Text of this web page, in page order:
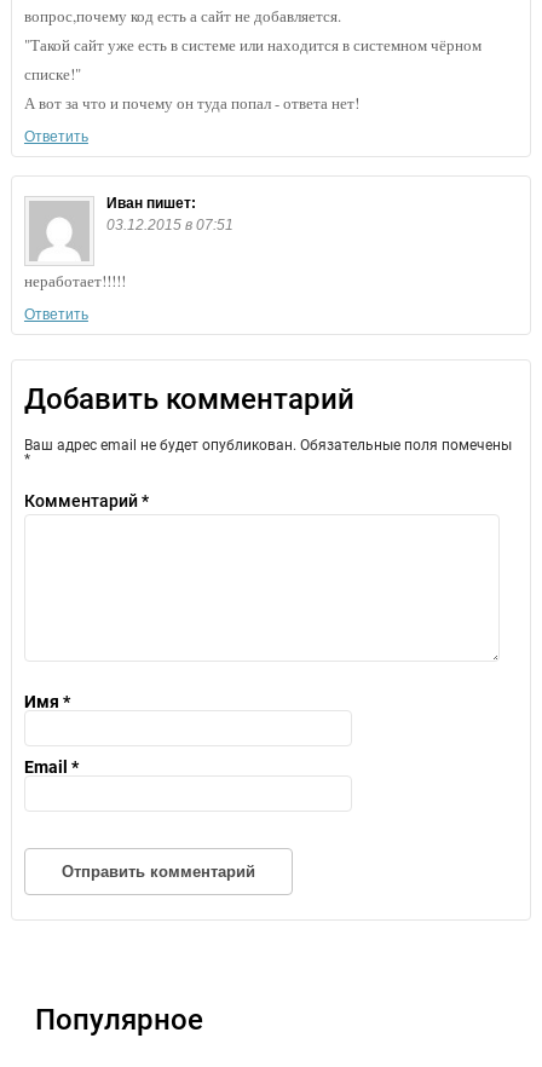
вопрос,почему код есть а сайт не добавляется.
"Такой сайт уже есть в системе или находится в системном чёрном
списке!"
А вот за что и почему он туда попал - ответа нет!
Ответить
Иван пишет:
03.12.2015 в 07:51
неработает!!!!!
Ответить
Добавить комментарий
Ваш адрес email не будет опубликован. Обязательные поля помечены
*
Комментарий*
Имя *
Email *
Популярное